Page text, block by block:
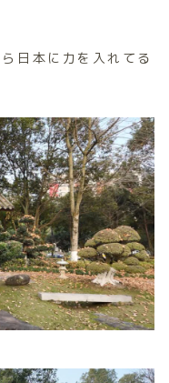
日本に力を入れてる